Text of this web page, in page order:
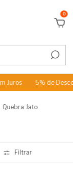
0
5% de Desconto no
Quebra Jato
Filtrar